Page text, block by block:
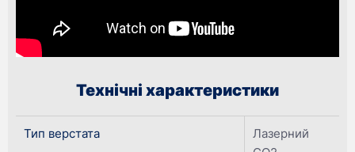
Технічні характеристики
Тип верстата
Лазерний